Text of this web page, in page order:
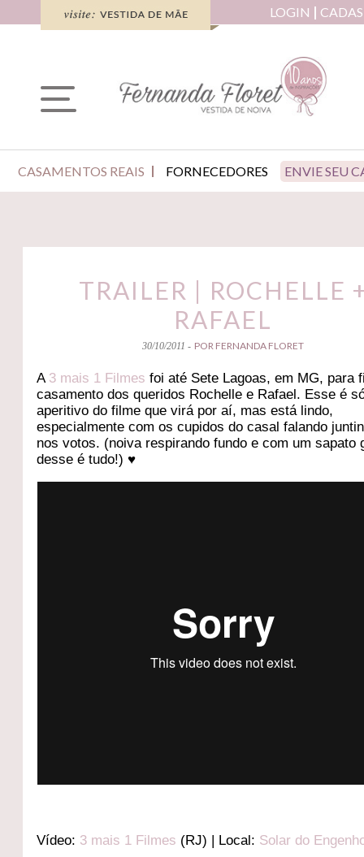
LOGIN
CASAMENTOS REAIS FORNECEDORES ENVIE SEU
TRAILER | ROCHELLE
RAFAEL
30/10/2011 - POR FERNANDA FLORET
A 3 mais 1 Filmes foi até Sete Lagoas, em MG, para
casamento dos queridos Rochelle e Rafael. Esse é
aperitivo do filme que virá por aí, mas está lindo,
especialmente com os cupidos do casal falando
nos votos. (noiva respirando fundo e com um sapato
desse é tudo!) ♥
Vídeo: 3 mais 1 Filmes (RJ) | Local: Solar do